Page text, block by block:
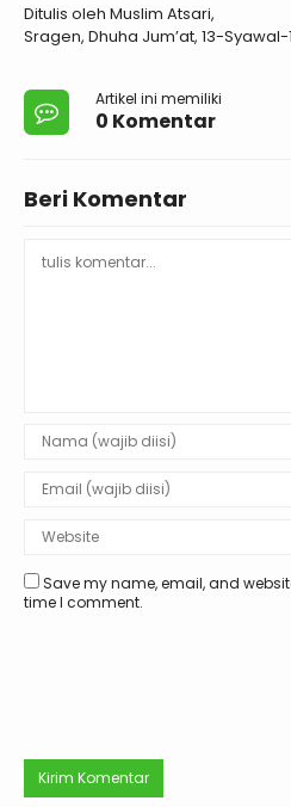
Ditulis oleh Muslim Atsari,
Sragen, Dhuha Jum’at, 13-
Artikel ini memiliki
0 Komentar
Beri Komentar
Save my name, email, and
time I comment.